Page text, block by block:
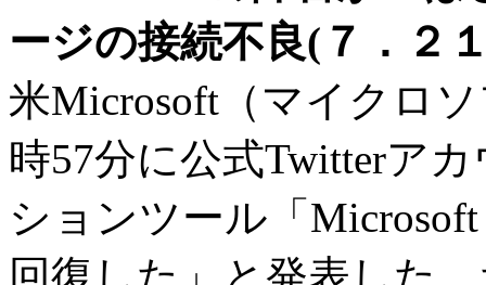
ージの接続不良(７．２
米Microsoft（マイクロ
時57分に公式Twitterア
ションツール「